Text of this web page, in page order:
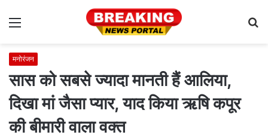
Menu
मनोरंजन
सास को सबसे ज्यादा मानती हैं आलिया,
दिखा मां जैसा प्यार, याद किया ऋषि कपूर
की बीमारी वाला वक्त